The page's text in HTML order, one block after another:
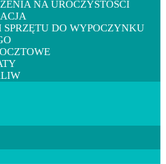
NA UROCZYSTOŚCI
DO WYPOCZYNKU